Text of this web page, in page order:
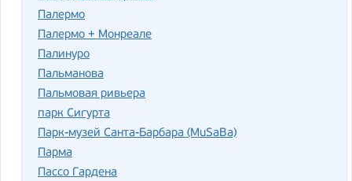
Палермо
Палермо + Монреале
Палинуро
Пальманова
Пальмовая ривьера
парк Сигурта
Парк-музей Санта-Барбара (MuSaBa)
Парма
Пассо Гардена